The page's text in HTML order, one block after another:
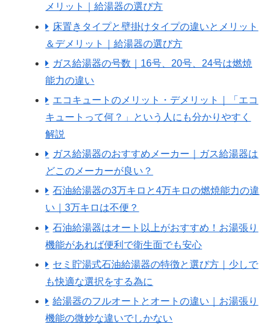
メリット｜給湯器の選び方
床置きタイプと壁掛けタイプの違いとメリット
＆デメリット｜給湯器の選び方
ガス給湯器の号数｜16号、20号、24号は燃焼
能力の違い
エコキュートのメリット・デメリット｜「エコ
キュートって何？」という人にも分かりやすく
解説
ガス給湯器のおすすめメーカー｜ガス給湯器は
どこのメーカーが良い？
石油給湯器の3万キロと4万キロの燃焼能力の違
い｜3万キロは不便？
石油給湯器はオート以上がおすすめ！お湯張り
機能があれば便利で衛生面でも安心
セミ貯湯式石油給湯器の特徴と選び方｜少しで
も快適な選択をする為に
給湯器のフルオートとオートの違い｜お湯張り
機能の微妙な違いでしかない